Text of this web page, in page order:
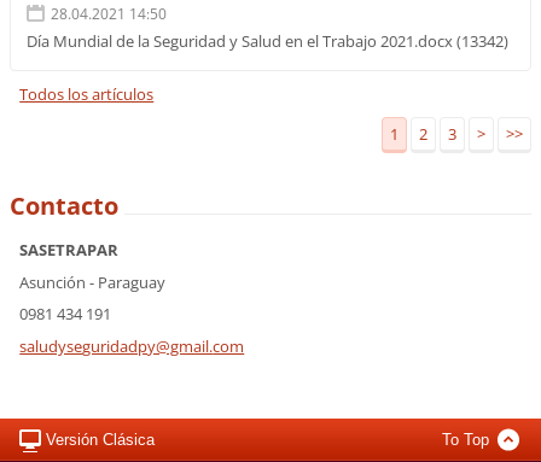
28.04.2021 14:50
Día Mundial de la Seguridad y Salud en el Trabajo 2021.docx (13342)
Todos los artículos
1
2 3 > >>
Contacto
SASETRAPAR
Asunción - Paraguay
0981 434 191
saludyseguridadpy@gmail.com
Versión Clásica To Top